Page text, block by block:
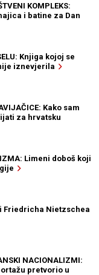
KOMPLEKS:
i batine za Dan
Knjiga kojoj se
iznevjerila
Kako sam
za hrvatsku
Limeni doboš koji
Friedricha Nietzschea
NACIONALIZMI:
pretvorio u